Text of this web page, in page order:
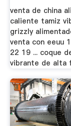
venta de china
caliente tamiz
grizzly
venta con eeuu
22 19 ... coque
vibrante de alta